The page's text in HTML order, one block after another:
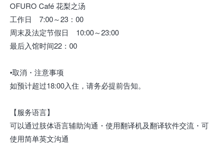
OFURO Café 花梨之汤
工作日 7:00～23：00
周末及法定节假日 10:00～23:00
最后入馆时间22：00
•取消・注意事项
如预计超过18:00入住，请务必提前告知。
【服务语言】
可以通过肢体语言辅助沟通・使用翻译机及翻译软件交流・可
使用简单英文沟通